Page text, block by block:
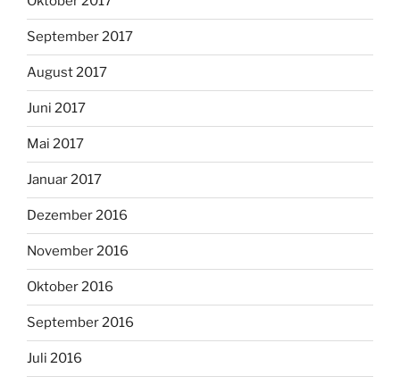
September 2017
August 2017
Juni 2017
Mai 2017
Januar 2017
Dezember 2016
November 2016
Oktober 2016
September 2016
Juli 2016